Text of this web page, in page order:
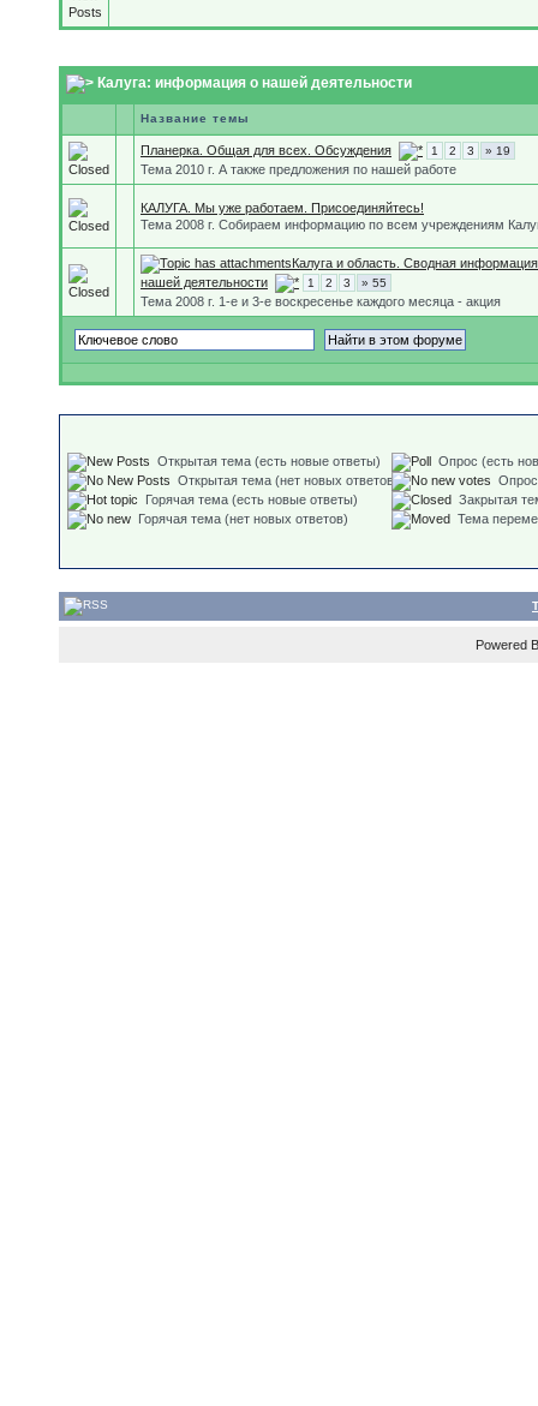
Калуга: информация о нашей деятельности
Название темы
Планерка. Общая для всех. Обсуждения 1 2 3 » 19
Тема 2010 г. А также предложения по нашей работе
КАЛУГА. Мы уже работаем. Присоединяйтесь!
Тема 2008 г. Собираем информацию по всем учреждениям
Калуга и область. Сводная
нашей деятельности
1 2 3 » 55
Тема 2008 г. 1-е и 3-е воскресенье каждого месяца - акция
Открытая тема (есть новые ответы)
Открытая тема (нет новых ответов)
Горячая тема (есть новые ответы)
Горячая тема (нет новых ответов)
Опрос (есть
Опрос
Закрытая
Тема
Powered